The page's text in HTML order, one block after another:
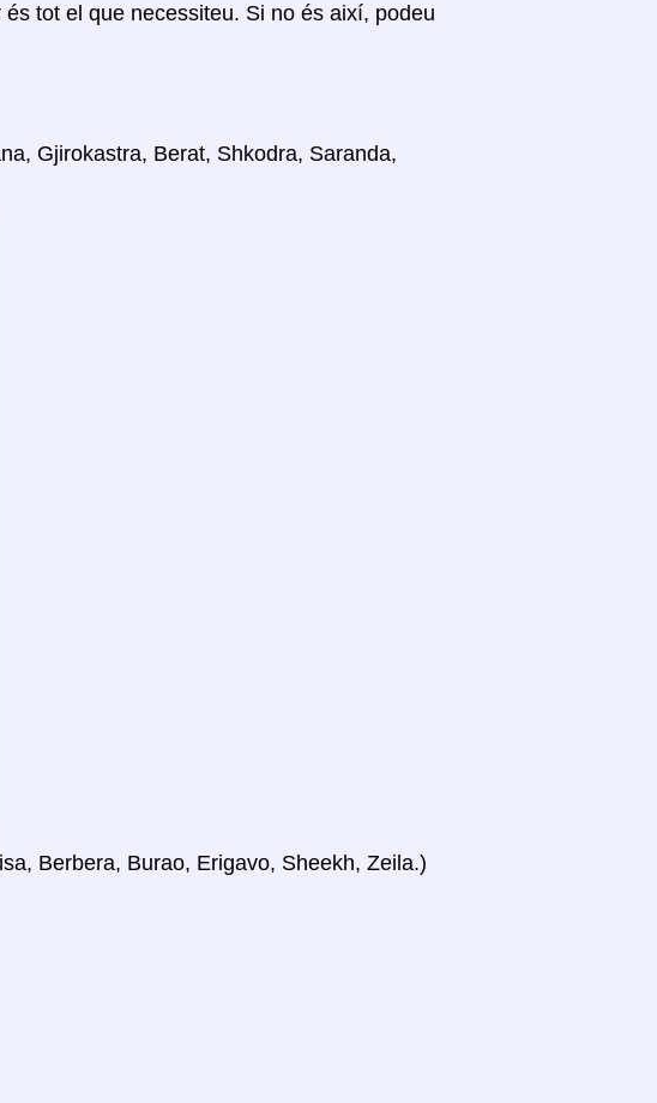
tot el que necessiteu. Si no és així, podeu
Gjirokastra, Berat, Shkodra, Saranda,
Berbera, Burao, Erigavo, Sheekh, Zeila.)